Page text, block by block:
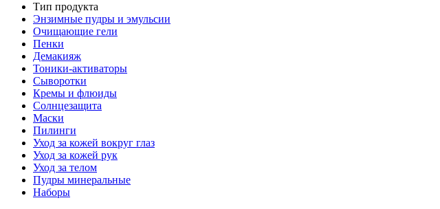
Тип продукта
Энзимные пудры и эмульсии
Очищающие гели
Пенки
Демакияж
Тоники-активаторы
Сыворотки
Кремы и флюиды
Солнцезащита
Маски
Пилинги
Уход за кожей вокруг глаз
Уход за кожей рук
Уход за телом
Пудры минеральные
Наборы